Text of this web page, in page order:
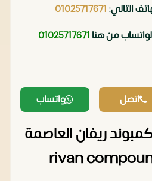
التالي:01025717671
من هنا01025717671
اتصل واتساب
ريفان العاصمة